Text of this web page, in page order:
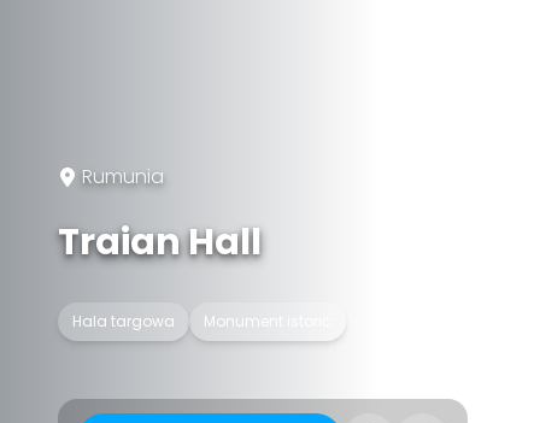
Rumunia
Traian Hall
Hala targowa Monument istoric